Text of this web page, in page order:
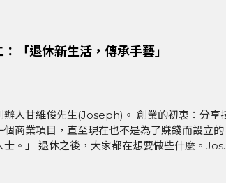
「退休新生活，傳承手藝」
。 創業的初衷：分享技藝 訪問一開始，Joseph 就
商業項目，直至現在也不是為了賺錢而設立
。」 退休之後，大家都在想要做些什麼。